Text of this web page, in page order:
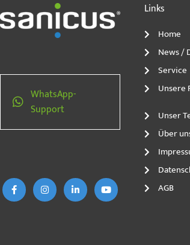
WhatsApp-
Support
b
o
o
a
g
r
e
d
i
u
b
e
Links
Home
News /
Service
Unsere
Unser
Über
AGB